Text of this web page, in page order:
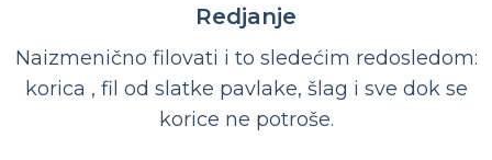
Redjanje
Naizmenično filovati i to sledećim redosledom:
korica , fil od slatke pavlake, šlag i sve dok se
korice ne potroše.